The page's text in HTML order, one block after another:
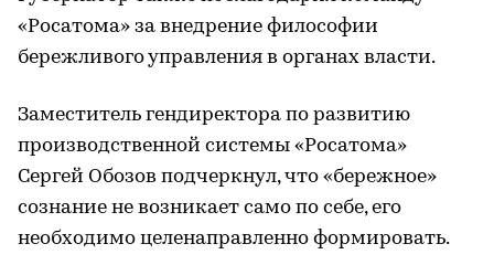
«Росатома» за внедрение философии
бережливого управления в органах власти.
Заместитель гендиректора по развитию
производственной системы «Росатома»
Сергей Обозов подчеркнул, что «бережное»
сознание не возникает само по себе, его
необходимо целенаправленно формировать.